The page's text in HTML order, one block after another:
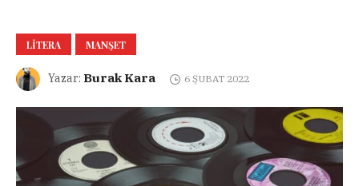
LITERA MANŞET
Yazar: Burak Kara 6 ŞUBAT 2022